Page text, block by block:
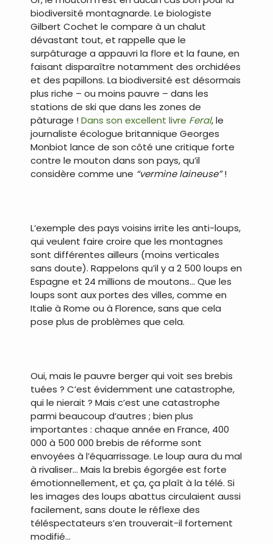
biodiversité montagnarde. Le biologiste
Gilbert Cochet le compare à un chalut
dévastant tout, et rappelle que le
surpâturage a appauvri la flore et la faune, en
faisant disparaître notamment des orchidées
et des papillons. La biodiversité est désormais
plus riche – ou moins pauvre – dans les
stations de ski que dans les zones de
pâturage !Dans son excellent livre Feral, le
journaliste écologue britannique Georges
Monbiot lance de son côté une critique forte
contre le mouton dans son pays, qu’il
considère comme une “vermine laineuse”!
L’exemple des pays voisins irrite les anti-loups,
qui veulent faire croire que les montagnes
sont différentes ailleurs (moins verticales
sans doute). Rappelons qu’il y a 2 500 loups en
Espagne et 24 millions de moutons… Que les
loups sont aux portes des villes, comme en
Italie à Rome ou à Florence, sans que cela
pose plus de problèmes que cela.
Oui, mais le pauvre berger qui voit ses brebis
tuées ? C’est évidemment une catastrophe,
qui le nierait ? Mais c’est une catastrophe
parmi beaucoup d’autres ; bien plus
importantes : chaque année en France, 400
000 à 500 000 brebis de réforme sont
envoyées à l’équarrissage. Le loup aura du mal
à rivaliser… Mais la brebis égorgée est forte
émotionnellement, et ça, ça plaît à la télé. Si
les images des loups abattus circulaient aussi
facilement, sans doute le réflexe des
téléspectateurs s’en trouverait-il fortement
modifié…